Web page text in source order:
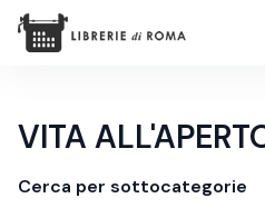
VITA
Cerca per sottocategorie